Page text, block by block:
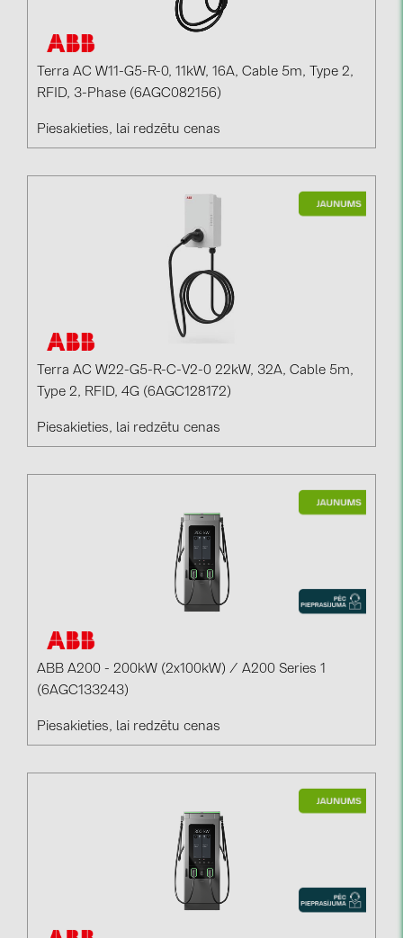
Terra AC W11-G5-R-0, 11kW, 16A, Cable 5m, Type 2,
RFID, 3-Phase (6AGC082156)
Piesakieties, lai redzētu cenas
Terra AC W22-G5-R-C-V2-0 22kW, 32A, Cable 5m,
Type 2, RFID, 4G (6AGC128172)
Piesakieties, lai redzētu cenas
ABB A200 - 200kW (2x100kW) / A200 Series 1
(6AGC133243)
Piesakieties, lai redzētu cenas